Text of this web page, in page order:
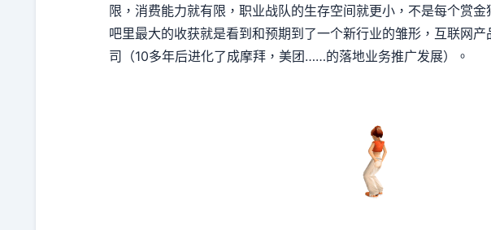
限，消费能力就有限，职业战队的生存空间就更小，不是每个赏
吧里最大的收获就是看到和预期到了一个新行业的雏形，互联网
司（10多年后进化了成摩拜，美团……的落地业务推广发展）。